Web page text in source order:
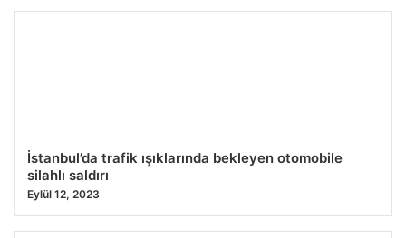
İstanbul’da trafik ışıklarında bekleyen otomobile
silahlı saldırı
Eylül 12, 2023